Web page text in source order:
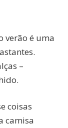
verão é uma
–
coisas
camisa